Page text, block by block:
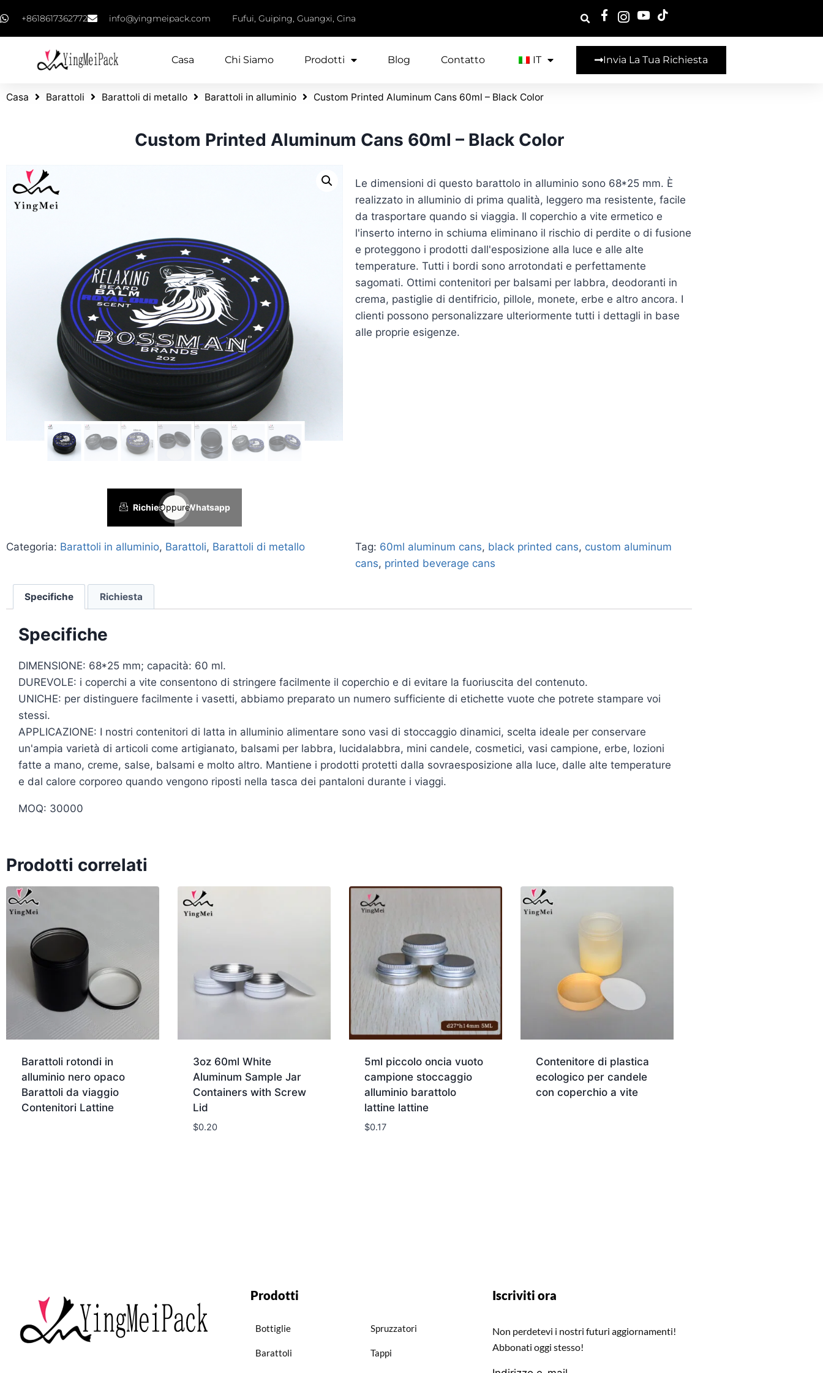
+8618617362772 info@yingmeipack.com Fufui, Guiping, Guangxi, Cina
Casa Chi Siamo Prodotti Blog Contatto IT Invia La Tua Richiesta
Casa Barattoli Barattoli di metallo Barattoli in alluminio Custom Printed Aluminum Cans 60ml – Black Color
Custom Printed Aluminum Cans 60ml – Black Color
RichiestaOppureWhatsapp
Le dimensioni di questo barattolo in alluminio sono 68*25 mm. È
realizzato in alluminio di prima qualità, leggero ma resistente, facile
da trasportare quando si viaggia. Il coperchio a vite ermetico e
l'inserto interno in schiuma eliminano il rischio di perdite o di fusione
e proteggono i prodotti dall'esposizione alla luce e alle alte
temperature. Tutti i bordi sono arrotondati e perfettamente
sagomati. Ottimi contenitori per balsami per labbra, deodoranti in
crema, pastiglie di dentifricio, pillole, monete, erbe e altro ancora. I
clienti possono personalizzare ulteriormente tutti i dettagli in base
alle proprie esigenze.
Categoria: Barattoli in alluminio, Barattoli, Barattoli di metallo Tag: 60ml aluminum cans, black printed cans, custom aluminum
cans, printed beverage cans
Specifiche Richiesta
Specifiche
DIMENSIONE: 68*25 mm; capacità: 60 ml.
DUREVOLE: i coperchi a vite consentono di stringere facilmente il coperchio e di evitare la fuoriuscita del contenuto.
UNICHE: per distinguere facilmente i vasetti, abbiamo preparato un numero sufficiente di etichette vuote che potrete stampare voi
stessi.
APPLICAZIONE: I nostri contenitori di latta in alluminio alimentare sono vasi di stoccaggio dinamici, scelta ideale per conservare
un'ampia varietà di articoli come artigianato, balsami per labbra, lucidalabbra, mini candele, cosmetici, vasi campione, erbe, lozioni
fatte a mano, creme, salse, balsami e molto altro. Mantiene i prodotti protetti dalla sovraesposizione alla luce, dalle alte temperature
e dal calore corporeo quando vengono riposti nella tasca dei pantaloni durante i viaggi.
MOQ: 30000
Prodotti correlati
Barattoli rotondi in
alluminio nero opaco
Barattoli da viaggio
Contenitori Lattine
3oz 60ml White
Aluminum Sample Jar
Containers with Screw
Lid
$0.20
5ml piccolo oncia vuoto
campione stoccaggio
alluminio barattolo
lattine lattine
$0.17
Contenitore di plastica
ecologico per candele
con coperchio a vite
Prodotti
Bottiglie
Barattoli
Spruzzatori
Tappi
Iscriviti ora
Non perdetevi i nostri futuri aggiornamenti!
Abbonati oggi stesso!